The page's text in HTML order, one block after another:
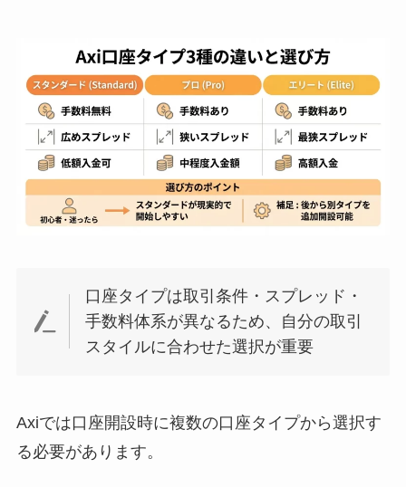
口座タイプは取引条件・スプレッド・
手数料体系が異なるため、自分の取引
スタイルに合わせた選択が重要
Axiでは口座開設時に複数の口座タイプから選択す
る必要があります。